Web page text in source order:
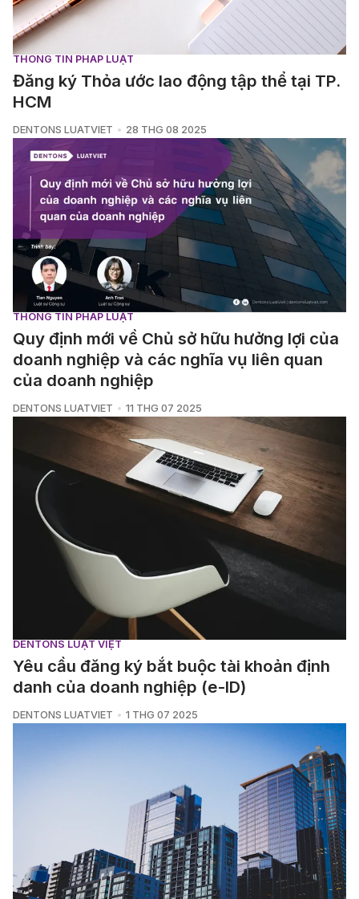
THÔNG TIN PHÁP LUẬT
Đăng ký Thỏa ước lao động tập thể tại TP.
HCM
DENTONS LUATVIET 28 THG 08 2025
THÔNG TIN PHÁP LUẬT
Quy định mới về Chủ sở hữu hưởng lợi của
doanh nghiệp và các nghĩa vụ liên quan
của doanh nghiệp
DENTONS LUATVIET 11 THG 07 2025
DENTONS LUẬT VIỆT
Yêu cầu đăng ký bắt buộc tài khoản định
danh của doanh nghiệp (e-ID)
DENTONS LUATVIET 1 THG 07 2025